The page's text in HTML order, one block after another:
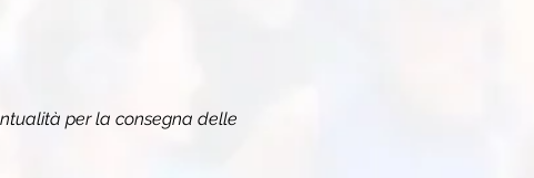
per la consegna delle